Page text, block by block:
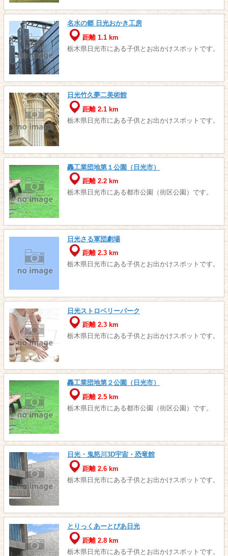
名水の郷 日光おかき工房
距離 1.1 km
栃木県日光市にある子供とお出かけスポットです。
日光竹久夢二美術館
距離 2.1 km
栃木県日光市にある子供とお出かけスポットです。
轟工業団地第１公園（日光市）
距離 2.2 km
栃木県日光市にある都市公園（街区公園）です。
日光さる軍団劇場
距離 2.3 km
栃木県日光市にある子供とお出かけスポットです。
日光ストロベリーパーク
距離 2.3 km
栃木県日光市にある子供とお出かけスポットです。
轟工業団地第２公園（日光市）
距離 2.5 km
栃木県日光市にある都市公園（街区公園）です。
日光・鬼怒川3D宇宙・恐竜館
距離 2.6 km
栃木県日光市にある子供とお出かけスポットです。
とりっくあーとぴあ日光
距離 2.8 km
栃木県日光市にある子供とお出かけスポットです。